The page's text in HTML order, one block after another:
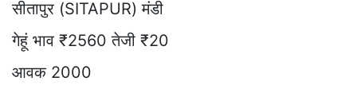
सीतापुर (SITAPUR) मंडी
गेहूं भाव ₹2560 तेजी ₹20
आवक 2000